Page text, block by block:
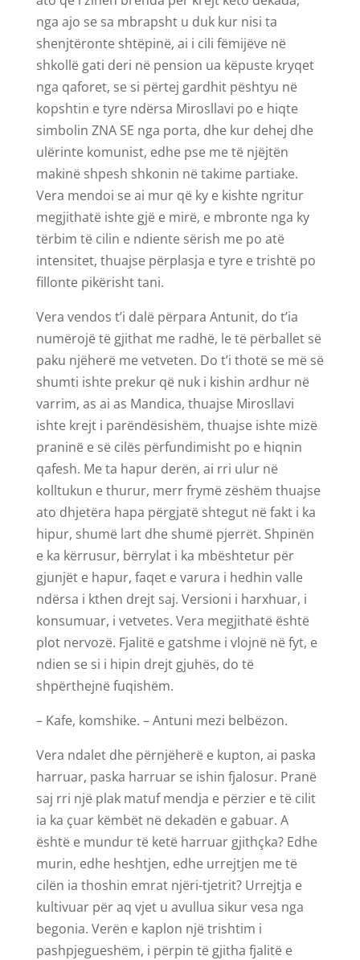
nga ajo se sa mbrapsht u duk kur nisi ta
shenjtëronte shtëpinë, ai i cili fëmijëve në
shkollë gati deri në pension ua këpuste kryqet
nga qaforet, se si përtej gardhit pështyu në
kopshtin e tyre ndërsa Mirosllavi po e hiqte
simbolin ZNA SE nga porta, dhe kur dehej dhe
ulërinte komunist, edhe pse me të njëjtën
makinë shpesh shkonin në takime partiake.
Vera mendoi se ai mur që ky e kishte ngritur
megjithatë ishte gjë e mirë, e mbronte nga ky
tërbim të cilin e ndiente sërish me po atë
intensitet, thuajse përplasja e tyre e trishtë po
fillonte pikërisht tani.
Vera vendos t’i dalë përpara Antunit, do t’ia
numërojë të gjithat me radhë, le të përballet së
paku njëherë me vetveten. Do t’i thotë se më së
shumti ishte prekur që nuk i kishin ardhur në
varrim, as ai as Mandica, thuajse Mirosllavi
ishte krejt i parëndësishëm, thuajse ishte mizë
praninë e së cilës përfundimisht po e hiqnin
qafesh. Me ta hapur derën, ai rri ulur në
kolltukun e thurur, merr frymë zëshëm thuajse
ato dhjetëra hapa përgjatë shtegut në fakt i ka
hipur, shumë lart dhe shumë pjerrët. Shpinën
e ka kërrusur, bërrylat i ka mbështetur për
gjunjët e hapur, faqet e varura i hedhin valle
ndërsa i kthen drejt saj. Versioni i harxhuar, i
konsumuar, i vetvetes. Vera megjithatë është
plot nervozë. Fjalitë e gatshme i vlojnë në fyt, e
ndien se si i hipin drejt gjuhës, do të
shpërthejnë fuqishëm.
– Kafe, komshike. – Antuni mezi belbëzon.
Vera ndalet dhe përnjëherë e kupton, ai paska
harruar, paska harruar se ishin fjalosur. Pranë
saj rri një plak matuf mendja e përzier e të cilit
ia ka çuar këmbët në dekadën e gabuar. A
është e mundur të ketë harruar gjithçka? Edhe
murin, edhe heshtjen, edhe urrejtjen me të
cilën ia thoshin emrat njëri-tjetrit? Urrejtja e
kultivuar për aq vjet u avullua sikur vesa nga
begonia. Verën e kaplon një trishtim i
pashpjegueshëm, i përpin të gjitha fjalitë e